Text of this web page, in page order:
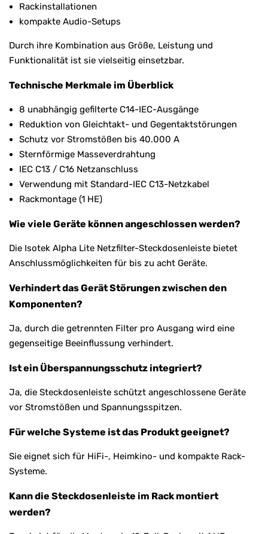
Rackinstallationen
kompakte Audio-Setups
Durch ihre Kombination aus Größe, Leistung und
Funktionalität ist sie vielseitig einsetzbar.
Technische Merkmale im Überblick
8 unabhängig gefilterte C14-IEC-Ausgänge
Reduktion von Gleichtakt- und Gegentaktstörungen
Schutz vor Stromstößen bis 40.000 A
Sternförmige Masseverdrahtung
IEC C13 / C16 Netzanschluss
Verwendung mit Standard-IEC C13-Netzkabel
Rackmontage (1 HE)
Wie viele Geräte können angeschlossen werden?
Die Isotek Alpha Lite Netzfilter-Steckdosenleiste bietet
Anschlussmöglichkeiten für bis zu acht Geräte.
Verhindert das Gerät Störungen zwischen den
Komponenten?
Ja, durch die getrennten Filter pro Ausgang wird eine
gegenseitige Beeinflussung verhindert.
Ist ein Überspannungsschutz integriert?
Ja, die Steckdosenleiste schützt angeschlossene Geräte
vor Stromstößen und Spannungsspitzen.
Für welche Systeme ist das Produkt geeignet?
Sie eignet sich für HiFi-, Heimkino- und kompakte Rack-
Systeme.
Kann die Steckdosenleiste im Rack montiert
werden?